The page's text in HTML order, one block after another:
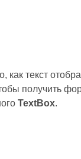
как текст
получить
TextBox.